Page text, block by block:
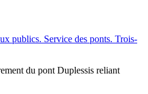
publics. Service des ponts. Trois-
du pont Duplessis reliant